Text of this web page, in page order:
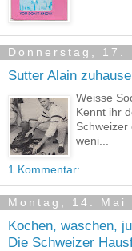
Donnerstag, 17.
Sutter Alain
Weisse
Kennt ihr
weni...
1 Kommentar:
Montag, 14. Mai
Kochen, waschen,
Die Schweizer